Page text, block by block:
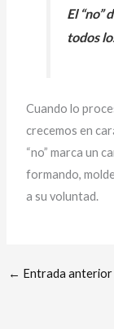
El “no”
todos
Cuando lo
crecemos en
“no” marca un
formando,
a su voluntad.
← Entrada anterior